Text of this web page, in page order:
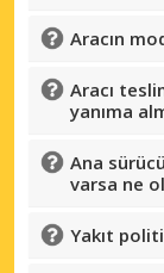
Aracın
Aracı
yanıma
Ana
varsa ne
Yakıt